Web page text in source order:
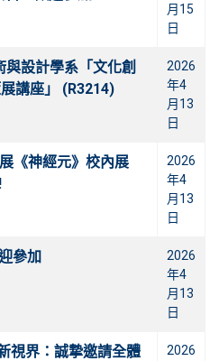
月15
日
與設計學系「文化創
講座」 (R3214)
2026
年4
月13
日
《神經元》校內展
2026
年4
月13
日
參加
2026
年4
月13
日
視界：誠摯邀請全體
2026